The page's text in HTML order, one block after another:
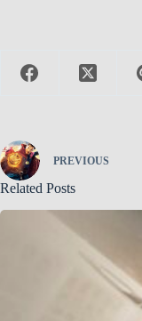
PREVIOUS
Related Posts